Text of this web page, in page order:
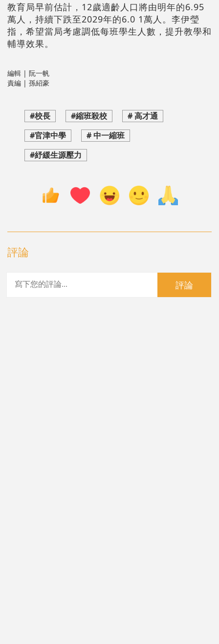
教育局早前估計，12歲適齡人口將由明年的6.95
萬人，持續下跌至2029年的6.0 1萬人。李伊瑩
指，希望當局考慮調低每班學生人數，提升教學和
輔導效果。
編輯 | 阮一帆
責編 | 孫紹豪
#校長 #縮班殺校
# 高才通
#官津中學
# 中一縮班
#紓緩生源壓力
評論
評論